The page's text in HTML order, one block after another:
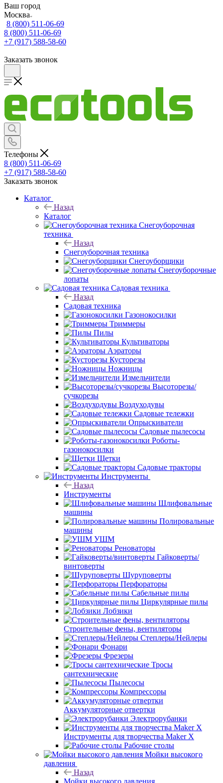
Ваш город
Москва
8 (800) 511-06-69
8 (800) 511-06-69
+7 (917) 588-58-60
Заказать звонок
Телефоны
8 (800) 511-06-69
+7 (917) 588-58-60
Заказать звонок
Каталог
Назад
Каталог
Снегоуборочная
техника
Назад
Снегоуборочная техника
Снегоуборщики
Снегоуборочные
лопаты
Садовая техника
Назад
Садовая техника
Газонокосилки
Триммеры
Пилы
Культиваторы
Аэраторы
Кусторезы
Ножницы
Измельчители
Высоторезы/
сучкорезы
Воздуходувы
Садовые тележки
Опрыскиватели
Садовые пылесосы
Роботы-
газонокосилки
Щетки
Садовые тракторы
Инструменты
Назад
Инструменты
Шлифовальные
машины
Полировальные
машины
УШМ
Реноваторы
Гайковерты/
винтоверты
Шуруповерты
Перфораторы
Сабельные пилы
Циркулярные пилы
Лобзики
Строительные фены, вентиляторы
Степлеры/Нейлеры
Фонари
Фрезеры
Тросы
сантехнические
Пылесосы
Компрессоры
Аккумуляторные отвертки
Электрорубанки
Инструменты для творчества Maker X
Рабочие столы
Мойки высокого
давления
Назад
Мойки высокого давления